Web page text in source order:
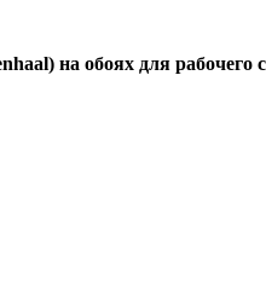
на обоях для рабочего